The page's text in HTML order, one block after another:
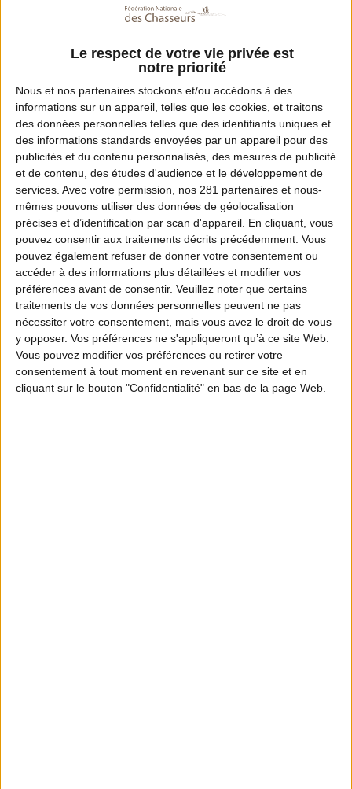
Le respect de votre vie privée est
notre priorité
Nous et nos partenaires stockons et/ou accédons à des
informations sur un appareil, telles que les cookies, et traitons
des données personnelles telles que des identifiants uniques et
des informations standards envoyées par un appareil pour des
publicités et du contenu personnalisés, des mesures de publicité
et de contenu, des études d'audience et le développement de
services. Avec votre permission, nos 281 partenaires et nous-
mêmes pouvons utiliser des données de géolocalisation
précises et d’identification par scan d'appareil. En cliquant, vous
pouvez consentir aux traitements décrits précédemment. Vous
pouvez également refuser de donner votre consentement ou
accéder à des informations plus détaillées et modifier vos
préférences avant de consentir. Veuillez noter que certains
traitements de vos données personnelles peuvent ne pas
nécessiter votre consentement, mais vous avez le droit de vous
y opposer. Vos préférences ne s'appliqueront qu’à ce site Web.
Vous pouvez modifier vos préférences ou retirer votre
consentement à tout moment en revenant sur ce site et en
cliquant sur le bouton "Confidentialité" en bas de la page Web.